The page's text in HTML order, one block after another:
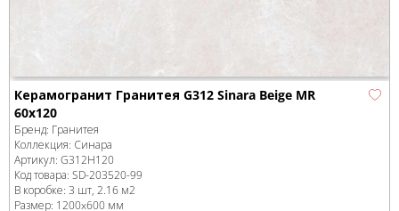
Керамогранит Гранитея G312 Sinara Beige MR
60x120
Бренд: Гранитея
Коллекция: Синара
Артикул: G312Н120
Код товара: SD-203520-99
В коробке: 3 шт, 2.16 м2
Размер: 1200x600 мм